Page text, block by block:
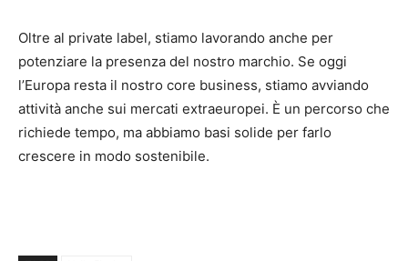
Oltre al private label, stiamo lavorando anche per
potenziare la presenza del nostro marchio. Se oggi
l’Europa resta il nostro core business, stiamo avviando
attività anche sui mercati extraeuropei. È un percorso che
richiede tempo, ma abbiamo basi solide per farlo
crescere in modo sostenibile.